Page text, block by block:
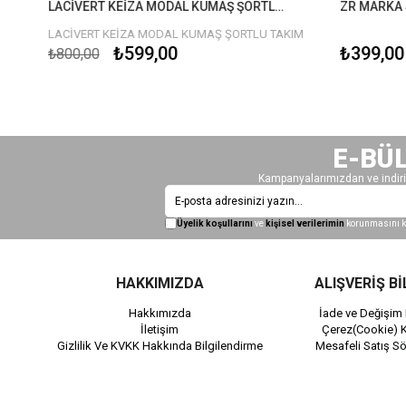
LACİVERT KEİZA MODAL KUMAŞ ŞORTLU TAKIM
LACİVERT KEİZA MODAL KUMAŞ ŞORTLU TAKIM
₺599,00
₺800,00
ZR MARKA
₺399,00
E-
Kampanyalarımızdan ve
Üyelik koşullarını ve kişisel verilerimin korunmasını
HAKKIMIZDA
Hakkımızda
İletişim
Gizlilik Ve KVKK Hakkında Bilgilendirme
ALIŞVERİŞ
İade ve Değişim
Çerez(Cookie)
Mesafeli Satış